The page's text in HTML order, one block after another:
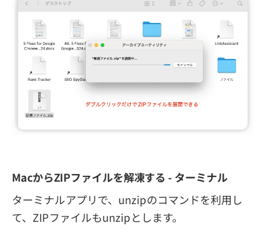
MacからZIPファイルを解凍する - ターミナル
ターミナルアプリで、unzipのコマンドを利用し
て、ZIPファイルもunzipとします。